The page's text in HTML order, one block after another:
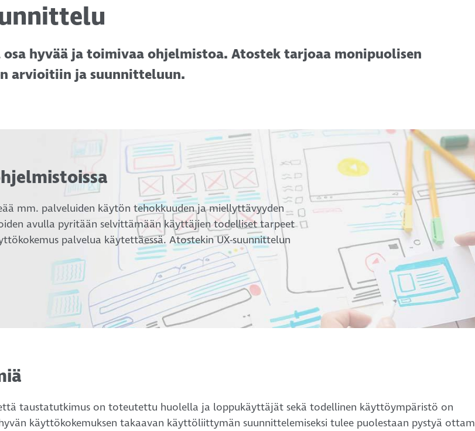
hyvää ja toimivaa ohjelmistoa. Atostek tarjoaa monipuolisen
arvioitiin ja suunnitteluun.
mm. palveluiden käytön tehokkuuden ja miellyttävyyden
avulla pyritään selvittämään käyttäjien todelliset tarpeet
palvelua käytettäessä. Atostekin UX-suunnittelun
taustatutkimus on toteutettu huolella ja loppukäyttäjät sekä todellinen käyttöympäristö on
käyttökokemuksen takaavan käyttöliittymän suunnittelemiseksi tulee puolestaan pystyä